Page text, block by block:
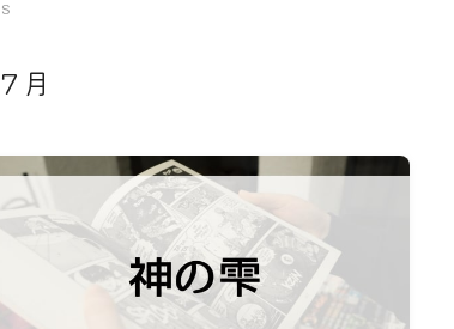
月